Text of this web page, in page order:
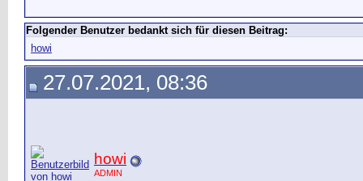
Folgender Benutzer bedankt sich für diesen Beitrag:
howi
27.07.2021, 08:36
howi
ADMIN